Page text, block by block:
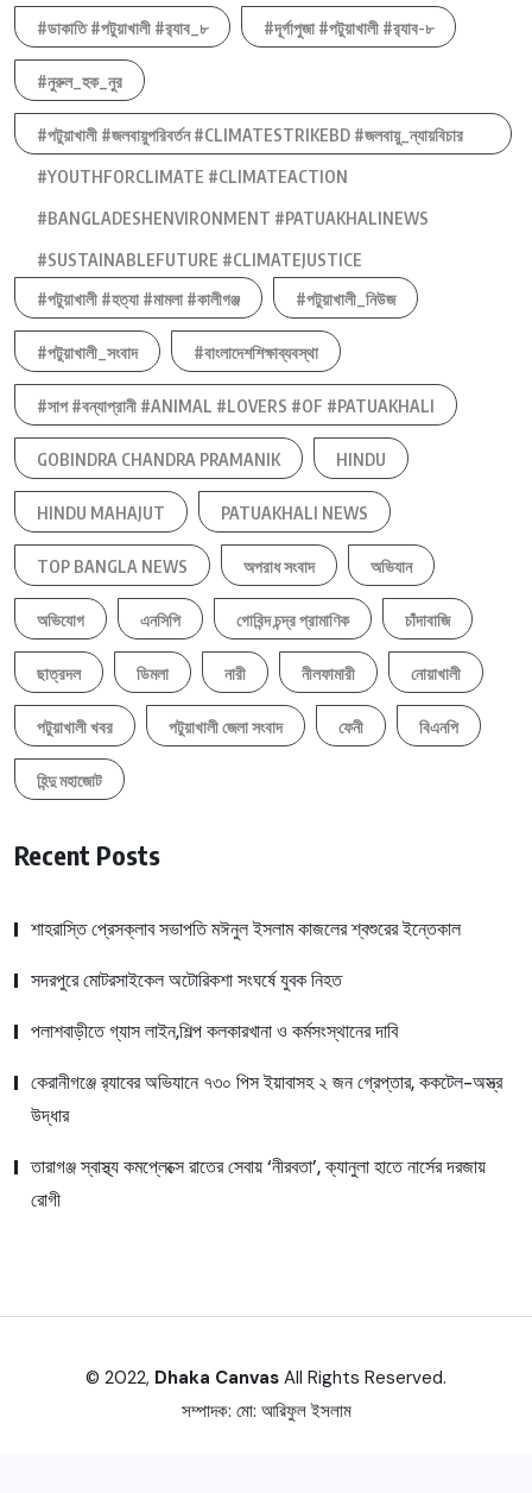
#ডাকাতি #পটুয়াখালী #র‍্যাব_৮
#দূর্গাপুজা #পটুয়াখালী #র‍্যাব-৮
#নুরুল_হক_নুর
#পটুয়াখালী #জলবায়ুপরিবর্তন #CLIMATESTRIKEBD #জলবায়ু_ন্যায়বিচার
#YOUTHFORCLIMATE #CLIMATEACTION
#BANGLADESHENVIRONMENT #PATUAKHALINEWS
#SUSTAINABLEFUTURE #CLIMATEJUSTICE
#পটুয়াখালী #হত্যা #মামলা #কালীগঞ্জ
#পটুয়াখালী_নিউজ
#পটুয়াখালী_সংবাদ #বাংলাদেশশিক্ষাব্যবস্থা
#সাপ #বন্যাপ্রানী #ANIMAL #LOVERS #OF #PATUAKHALI
GOBINDRA CHANDRA PRAMANIK HINDU
HINDU MAHAJUT PATUAKHALI NEWS
TOP BANGLA NEWS অপরাধ সংবাদ অভিযান
অভিযোগ এনসিপি গোবিন্দ চন্দ্র প্রামাণিক চাঁদাবাজি
ছাত্রদল ডিমলা নারী নীলফামারী নোয়াখালী
পটুয়াখালী খবর পটুয়াখালী জেলা সংবাদ ফেনী বিএনপি
হিন্দু মহাজোট
Recent Posts
শাহরাস্তি প্রেসক্লাব সভাপতি মঈনুল ইসলাম কাজলের শ্বশুরের ইন্তেকাল
সদরপুরে মোটরসাইকেল অটোরিকশা সংঘর্ষে যুবক নিহত
পলাশবাড়ীতে গ্যাস লাইন,শিল্প কলকারখানা ও কর্মসংস্থানের দাবি
কেরানীগঞ্জে র‍্যাবের অভিযানে ৭৩০ পিস ইয়াবাসহ ২ জন গ্রেপ্তার, ককটেল-অস্ত্র
উদ্ধার
তারাগঞ্জ স্বাস্থ্য কমপ্লেক্সে রাতের সেবায় ‘নীরবতা’, ক্যানুলা হাতে নার্সের দরজায়
রোগী
© 2022, Dhaka Canvas All Rights Reserved.
সম্পাদক: মো: আরিফুল ইসলাম